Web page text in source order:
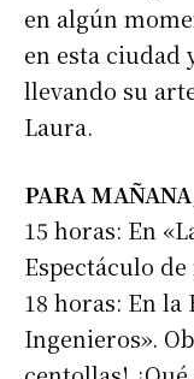
en algún
en esta ciudad
llevando su
Laura.
PARA
15 horas: En
Espectáculo
18 horas: En la
Ingenieros».